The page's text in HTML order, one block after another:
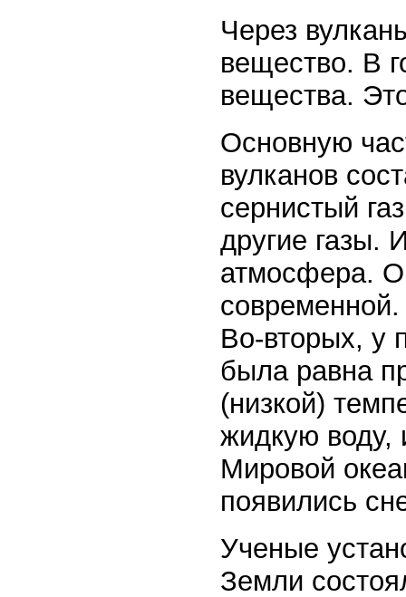
Через
вещество. В
вещества.
Основную
вулканов
сернистый
другие газы.
атмосфера.
Во-вторых, у
была равна
(низкой)
жидкую воду,
Мировой
появились
Ученые
Земли